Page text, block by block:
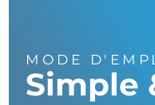
MODE
Simple